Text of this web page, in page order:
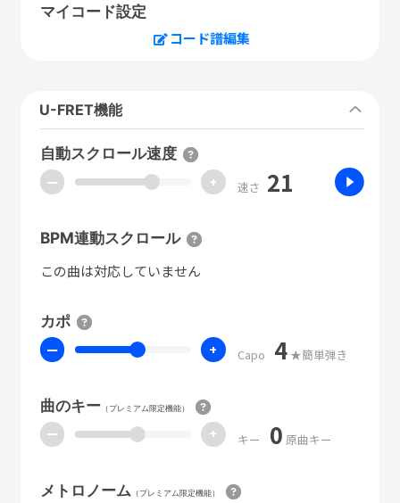
マイコード設定
コード譜編集
U-FRET機能
自動スクロール速度
ー + 速さ 21
BPM連動スクロール
この曲は対応していません
カポ
ー + Capo 4 ★簡単弾き
曲のキー（プレミアム限定機能）
ー + キー 0 原曲キー
メトロノーム （プレミアム限定機能）